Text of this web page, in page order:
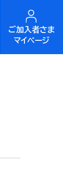
ご加入者さま
マイページ